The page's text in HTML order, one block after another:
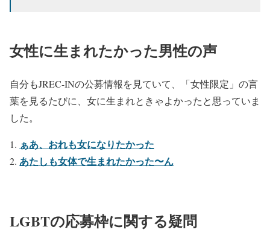
女性に生まれたかった男性の声
自分もJREC-INの公募情報を見ていて、「女性限定」の言
葉を見るたびに、女に生まれときゃよかったと思っていま
した。
ぁあ、おれも女になりたかった
あたしも女体で生まれたかった〜ん
LGBTの応募枠に関する疑問